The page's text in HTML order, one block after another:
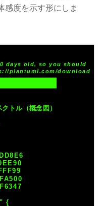
感度を示す形にしま